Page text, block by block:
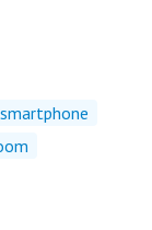
smartphone